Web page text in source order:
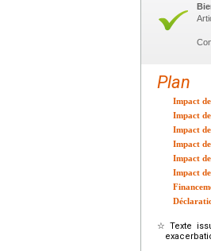
Plan
Impact
Impact
Impact
Impact
Impact
Impact
☆ Texte